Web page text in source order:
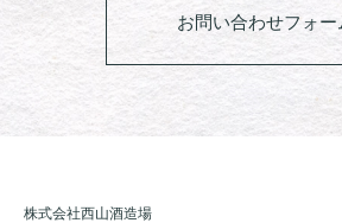
お問い合わせフォー
株式会社西山酒造場